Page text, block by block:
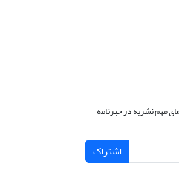
مهم نشریه در خبرنامه
اشتراک